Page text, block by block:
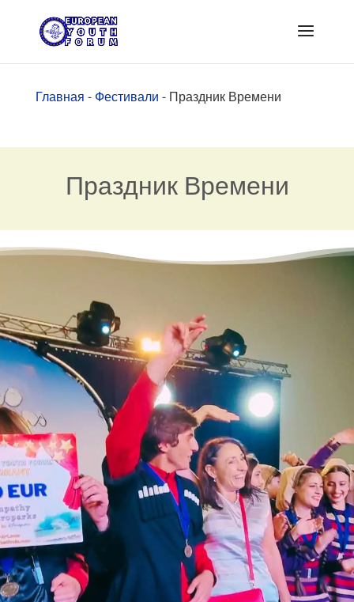
Главная - Фестивали - Праздник Времени
Праздник Времени